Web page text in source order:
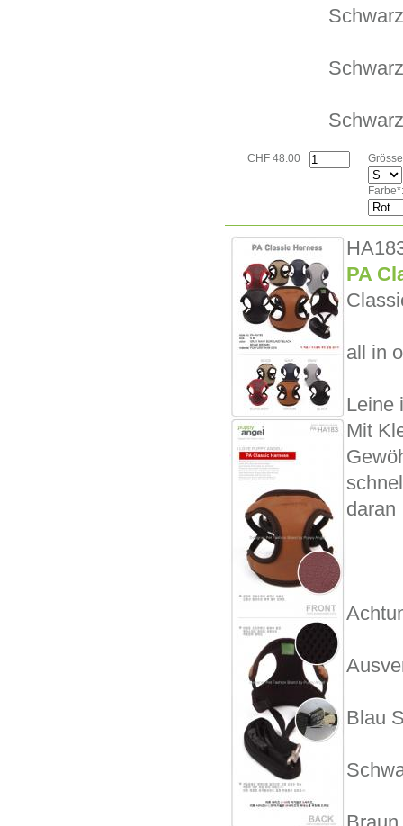
CHF 48.00
Farbe*:
PA
all in
Leine
Mit
daran
Blau